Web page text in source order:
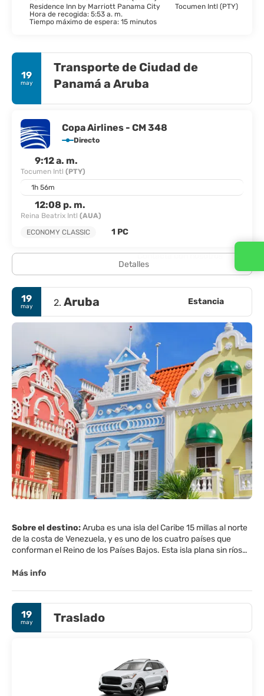
Residence Inn by Marriott Panama City
Tocumen Intl (PTY)
Hora de recogida: 5:53 a. m.
Tiempo máximo de espera: 15 minutos
19
may
Transporte de Ciudad de
Panamá a Aruba
Copa Airlines - CM 348
Directo
9:12 a. m.
Tocumen Intl (PTY)
1h 56m
12:08 p. m.
Reina Beatrix Intl (AUA)
ECONOMY CLASSIC
1 PC
Detalles
19
may 2. Aruba Estancia
Sobre el destino:Aruba es una isla del Caribe 15 millas al norte
de la costa de Venezuela, y es uno de los cuatro países que
conforman el Reino de los Países Bajos. Esta isla plana sin ríos
moderado por los vientos alisios constantes del océano
son maravillosamente bonitas con arena de plata, cálidas aguas
turquesas poco profundas y una abundancia de aves y fauna
interesante.
las ciudades más fotogénicas del Caribe. La ciudad es tranquila
pero animada por la noche, tanto es así que la ciudad ha sido
votada, en varias ocasiones, como la ciudad del Caribe con la
Más info
19
may Traslado
Contacta con nosotros